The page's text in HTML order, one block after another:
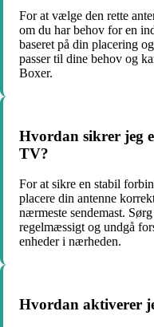
For at vælge den rette
om du har behov for en
baseret på din placering
passer til dine behov og
Boxer.
Hvordan sikrer jeg
TV?
For at sikre en stabil
placere din antenne
nærmeste sendemast.
regelmæssigt og undgå
enheder i nærheden.
Hvordan aktiverer